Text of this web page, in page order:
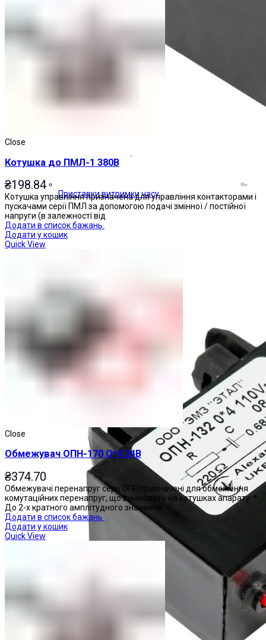
Приставки витримки часу
Close
Котушка до ПМЛ-1 380В
₴198.84
Котушка управління призначена для управління контакторами і
пускачами серії ПМЛ за допомогою подачі змінної / постійної
напруги (в залежності від
Додати в список бажань
Додати у кошик
Quick View
Close
Обмежувач ОПН-170 О*4 24В
₴374.70
Обмежувачі перенапруг серії ОПН призначені для обмеження
комутаційних перенапруг, що виникають на котушках апарату: *
До 2-х кратного амплітудного значення
Додати в список бажань
Додати у кошик
Quick View